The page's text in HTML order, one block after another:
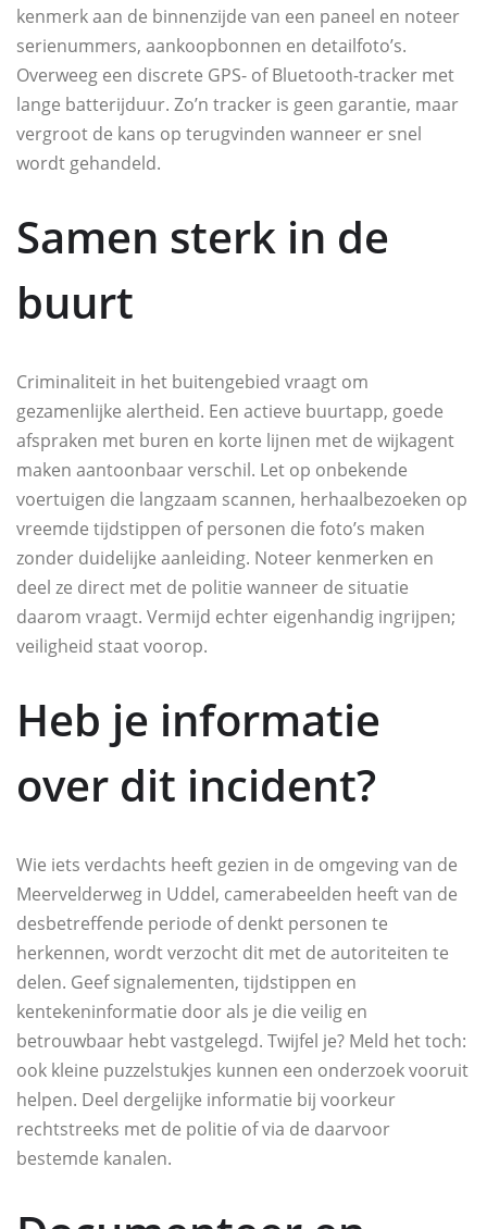
kenmerk aan de binnenzijde van een paneel en noteer
serienummers, aankoopbonnen en detailfoto’s.
Overweeg een discrete GPS- of Bluetooth-tracker met
lange batterijduur. Zo’n tracker is geen garantie, maar
vergroot de kans op terugvinden wanneer er snel
wordt gehandeld.
Samen sterk in de
buurt
Criminaliteit in het buitengebied vraagt om
gezamenlijke alertheid. Een actieve buurtapp, goede
afspraken met buren en korte lijnen met de wijkagent
maken aantoonbaar verschil. Let op onbekende
voertuigen die langzaam scannen, herhaalbezoeken op
vreemde tijdstippen of personen die foto’s maken
zonder duidelijke aanleiding. Noteer kenmerken en
deel ze direct met de politie wanneer de situatie
daarom vraagt. Vermijd echter eigenhandig ingrijpen;
veiligheid staat voorop.
Heb je informatie
over dit incident?
Wie iets verdachts heeft gezien in de omgeving van de
Meervelderweg in Uddel, camerabeelden heeft van de
desbetreffende periode of denkt personen te
herkennen, wordt verzocht dit met de autoriteiten te
delen. Geef signalementen, tijdstippen en
kentekeninformatie door als je die veilig en
betrouwbaar hebt vastgelegd. Twijfel je? Meld het toch:
ook kleine puzzelstukjes kunnen een onderzoek vooruit
helpen. Deel dergelijke informatie bij voorkeur
rechtstreeks met de politie of via de daarvoor
bestemde kanalen.